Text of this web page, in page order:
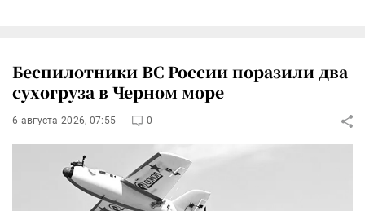
Беспилотники ВС России поразили два
сухогруза в Черном море
6 августа 2026, 07:55 0